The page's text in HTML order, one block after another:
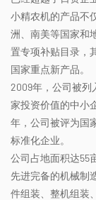
小精农机的产品不
洲、南美等国家和
置专项补贴目录，
国家重点新产品。
2009年，公司被列
家投资价值的中小
年，公司被评为国
标准化企业。
公司占地面积达55
先进完备的机械制
件组装、整机组装